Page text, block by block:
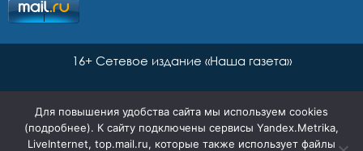
16+ Сетевое издание «Наша газета»
Для повышения удобства сайта мы используем cookies
(подробнее). К сайту подключены сервисы Yandex.Metrika,
LiveInternet, top.mail.ru, которые также использует файлы